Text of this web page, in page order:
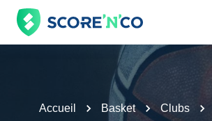
Accueil Basket Clubs